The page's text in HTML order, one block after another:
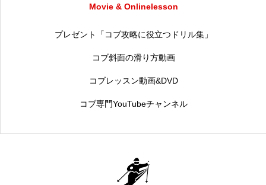
Movie & Onlinelesson
プレゼント「コブ攻略に役立つドリル集」
コブ斜面の滑り方動画
コブレッスン動画&DVD
コブ専門YouTubeチャンネル